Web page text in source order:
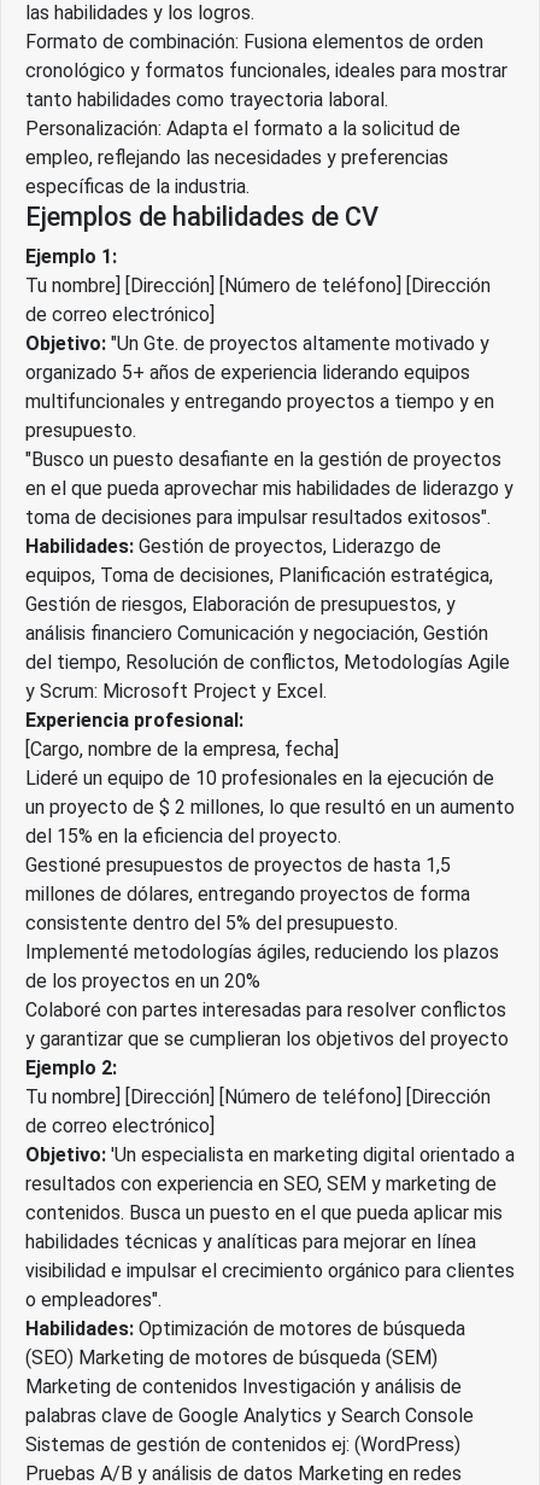
las habilidades y los logros.
Formato de combinación: Fusiona elementos de orden
cronológico y formatos funcionales, ideales para mostrar
tanto habilidades como trayectoria laboral.
Personalización: Adapta el formato a la solicitud de
empleo, reflejando las necesidades y preferencias
específicas de la industria.
Ejemplos de habilidades de CV
Ejemplo 1:
Tu nombre] [Dirección] [Número de teléfono] [Dirección
de correo electrónico]
Objetivo: "Un Gte. de proyectos altamente motivado y
organizado 5+ años de experiencia liderando equipos
multifuncionales y entregando proyectos a tiempo y en
presupuesto.
"Busco un puesto desafiante en la gestión de proyectos
en el que pueda aprovechar mis habilidades de liderazgo y
toma de decisiones para impulsar resultados exitosos".
Habilidades: Gestión de proyectos, Liderazgo de
equipos, Toma de decisiones, Planificación estratégica,
Gestión de riesgos, Elaboración de presupuestos, y
análisis financiero Comunicación y negociación, Gestión
del tiempo, Resolución de conflictos, Metodologías Agile
y Scrum: Microsoft Project y Excel.
Experiencia profesional:
[Cargo, nombre de la empresa, fecha]
Lideré un equipo de 10 profesionales en la ejecución de
un proyecto de $ 2 millones, lo que resultó en un aumento
del 15% en la eficiencia del proyecto.
Gestioné presupuestos de proyectos de hasta 1,5
millones de dólares, entregando proyectos de forma
consistente dentro del 5% del presupuesto.
Implementé metodologías ágiles, reduciendo los plazos
de los proyectos en un 20%
Colaboré con partes interesadas para resolver conflictos
y garantizar que se cumplieran los objetivos del proyecto
Ejemplo 2:
Tu nombre] [Dirección] [Número de teléfono] [Dirección
de correo electrónico]
Objetivo: 'Un especialista en marketing digital orientado a
resultados con experiencia en SEO, SEM y marketing de
contenidos. Busca un puesto en el que pueda aplicar mis
habilidades técnicas y analíticas para mejorar en línea
visibilidad e impulsar el crecimiento orgánico para clientes
o empleadores".
Habilidades: Optimización de motores de búsqueda
(SEO) Marketing de motores de búsqueda (SEM)
Marketing de contenidos Investigación y análisis de
palabras clave de Google Analytics y Search Console
Sistemas de gestión de contenidos ej: (WordPress)
Pruebas A/B y análisis de datos Marketing en redes